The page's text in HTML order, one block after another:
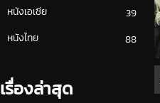
หนังเอเชีย
39
หนังไทย
88
เรื่องล่าสุด